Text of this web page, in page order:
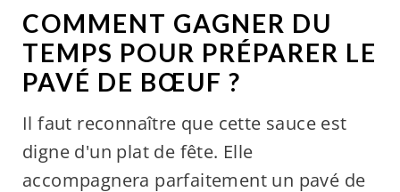
COMMENT GAGNER DU
TEMPS POUR PRÉPARER LE
PAVÉ DE BŒUF ?
Il faut reconnaître que cette sauce est
digne d'un plat de fête. Elle
accompagnera parfaitement un pavé de